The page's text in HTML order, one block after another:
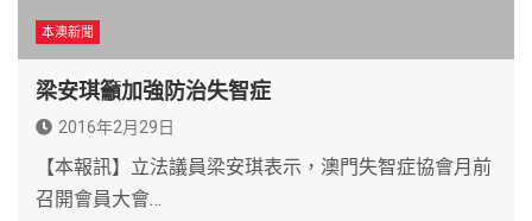
本澳新聞
梁安琪籲加強防治失智症
2016年2月29日
【本報訊】立法議員梁安琪表示，澳門失智症協會月前
召開會員大會…